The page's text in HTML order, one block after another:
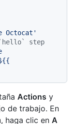
Octocat'
step
{{
Actions y
de trabajo. En
haga clic en A